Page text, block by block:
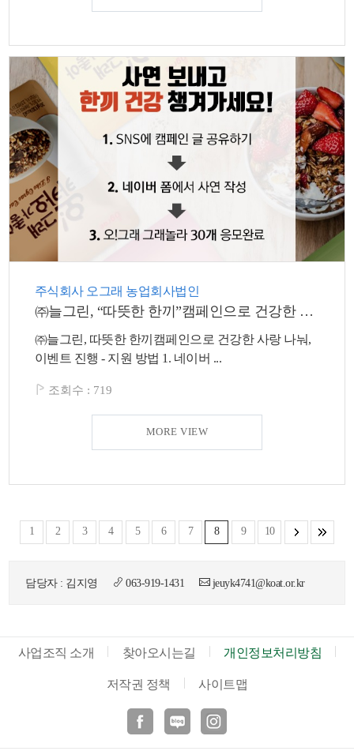
주식회사 오그래 농업회사법인
㈜늘그린, “따뜻한 한끼”캠페인으로 건강한 사랑 나눠
㈜늘그린, 따뜻한 한끼캠페인으로 건강한 사랑 나눠,
이벤트 진행 - 지원 방법 1. 네이버 ...
조회수 : 719
MORE VIEW
1 2 3 4 5 6 7 8 9 10
담당자 : 김지영 063-919-1431 jeuyk4741@koat.or.kr
사업조직 소개 찾아오시는길 개인정보처리방침
저작권 정책 사이트맵
인스타